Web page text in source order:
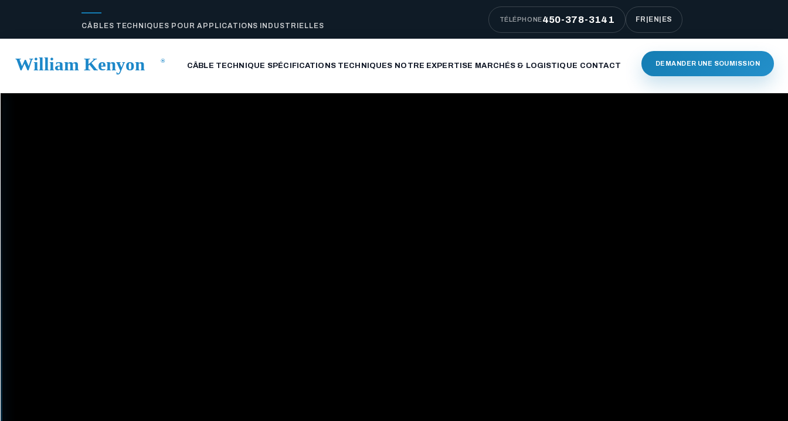
CÂBLES TECHNIQUES POUR APPLICATIONS INDUSTRIELLES
TÉLÉPHONE450-378-3141 FR |EN| ES
CÂBLE TECHNIQUE SPÉCIFICATIONS TECHNIQUES NOTRE EXPERTISE MARCHÉS & LOGISTIQUE CONTACT DEMANDER UNE SOUMISSION